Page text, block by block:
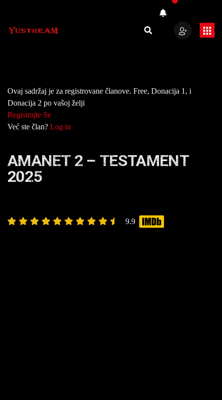
Ovaj sadržaj je za registrovane članove. Free, Donacija 1, i
Donacija 2 po vašoj želji
Registrujte Se
Već ste član? Log in
AMANET 2 – TESTAMENT
2025
9.9